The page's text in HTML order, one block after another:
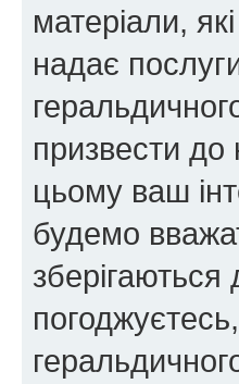
матеріали,
надає
призвести до
цьому ваш
будемо